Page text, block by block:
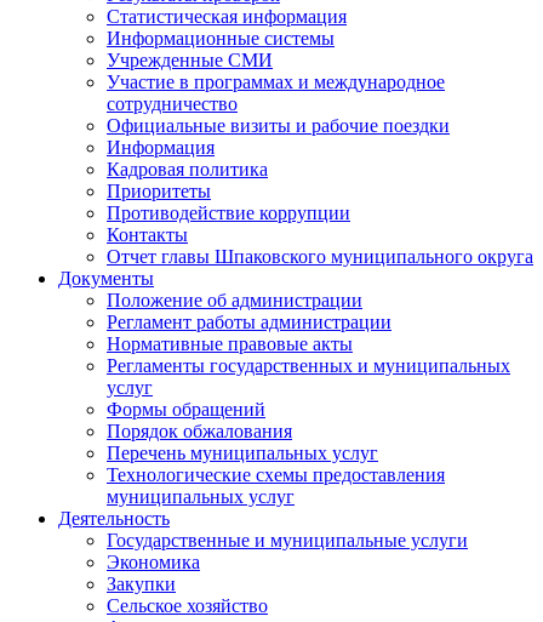
Статистическая информация
Информационные системы
Учрежденные СМИ
Участие в программах и международное
сотрудничество
Официальные визиты и рабочие поездки
Информация
Кадровая политика
Приоритеты
Противодействие коррупции
Контакты
Отчет главы Шпаковского муниципального округа
Документы
Положение об администрации
Регламент работы администрации
Нормативные правовые акты
Регламенты государственных и муниципальных
услуг
Формы обращений
Порядок обжалования
Перечень муниципальных услуг
Технологические схемы предоставления
муниципальных услуг
Деятельность
Государственные и муниципальные услуги
Экономика
Закупки
Сельское хозяйство